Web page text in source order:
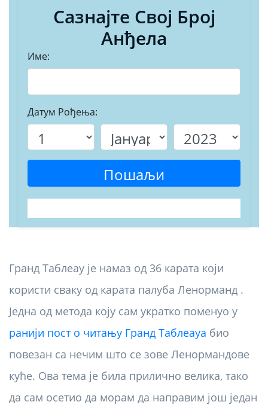
Сазнајте Свој Број
Анђела
Име:
Датум Рођења:
Пошаљи
Гранд Таблеау је намаз од 36 карата који
користи сваку од карата палуба Ленорманд .
Једна од метода коју сам укратко поменуо у
ранији пост о читању Гранд Таблеауа био
повезан са нечим што се зове Ленормандове
куће. Ова тема је била прилично велика, тако
да сам осетио да морам да направим још један